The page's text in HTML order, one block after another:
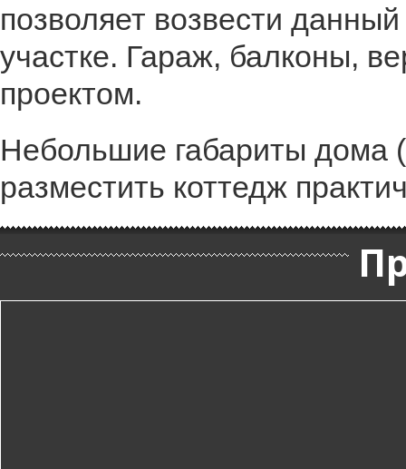
позволяет возвести
участке. Гараж, балконы,
проектом.
Небольшие габариты дома
разместить коттедж